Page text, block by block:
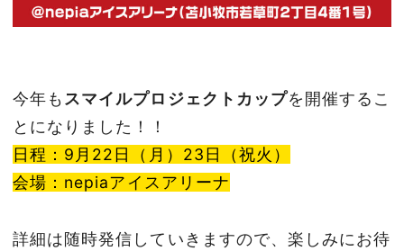
今年も スマイルプロジェクトカップを開催するこ
とになりました！！
日程：9月22日（月）23日（祝火）
会場：nepiaアイスアリーナ
詳細は随時発信していきますので、楽しみにお待